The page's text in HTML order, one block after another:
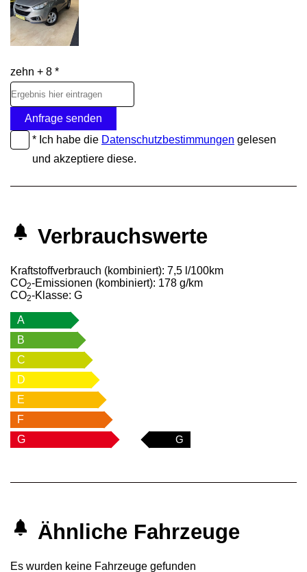
zehn + 8 *
Anfrage senden
* Ich habe die Datenschutzbestimmungen gelesen
und akzeptiere diese.
Verbrauchswerte
Kraftstoffverbrauch (kombiniert): 7,5 l/100km
CO2-Emissionen (kombiniert): 178 g/km
CO2-Klasse: G
A
B
C
D
E
F
G
G
Ähnliche Fahrzeuge
Es wurden keine Fahrzeuge gefunden